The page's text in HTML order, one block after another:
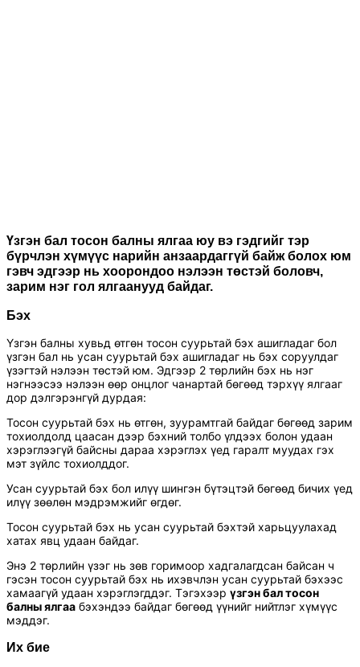
Үзгэн бал тосон балны ялгаа юу вэ гэдгийг тэр
бүрчлэн хүмүүс нарийн анзаардаггүй байж болох юм
гэвч эдгээр нь хоорондоо нэлээн төстэй боловч,
зарим нэг гол ялгаанууд байдаг.
Бэх
Үзгэн балны хувьд өтгөн тосон суурьтай бэх ашигладаг бол
үзгэн бал нь усан суурьтай бэх ашигладаг нь бэх соруулдаг
үзэгтэй нэлээн төстэй юм. Эдгээр 2 төрлийн бэх нь нэг
нэгнээсээ нэлээн өөр онцлог чанартай бөгөөд тэрхүү ялгааг
дор дэлгэрэнгүй дурдая:
Тосон суурьтай бэх нь өтгөн, зуурамтгай байдаг бөгөөд зарим
тохиолдолд цаасан дээр бэхний толбо үлдээх болон удаан
хэрэглээгүй байсны дараа хэрэглэх үед гаралт муудах гэх
мэт зүйлс тохиолддог.
Усан суурьтай бэх бол илүү шингэн бүтэцтэй бөгөөд бичих үед
илүү зөөлөн мэдрэмжийг өгдөг.
Тосон суурьтай бэх нь усан суурьтай бэхтэй харьцуулахад
хатах явц удаан байдаг.
Энэ 2 төрлийн үзэг нь зөв горимоор хадгалагдсан байсан ч
гэсэн тосон суурьтай бэх нь ихэвчлэн усан суурьтай бэхээс
хамаагүй удаан хэрэглэгддэг. Тэгэхээр үзгэн бал тосон
балны ялгаа бэхэндээ байдаг бөгөөд үүнийг нийтлэг хүмүүс
мэддэг.
Их бие